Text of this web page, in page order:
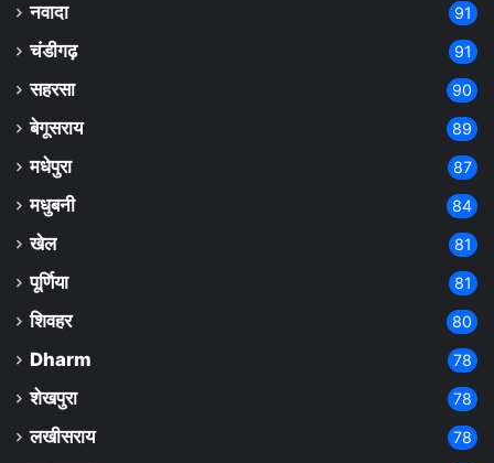
नवादा 91
चंडीगढ़ 91
सहरसा 90
बेगूसराय 89
मधेपुरा 87
मधुबनी 84
खेल 81
पूर्णिया 81
शिवहर 80
Dharm 78
शेखपुरा 78
लखीसराय 78